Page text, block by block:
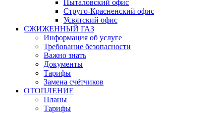
Пыталовский офис
Струго-Красненский офис
Усвятский офис
СЖИЖЕННЫЙ ГАЗ
Информация об услуге
Требование безопасности
Важно знать
Документы
Тарифы
Замена счётчиков
ОТОПЛЕНИЕ
Планы
Тарифы